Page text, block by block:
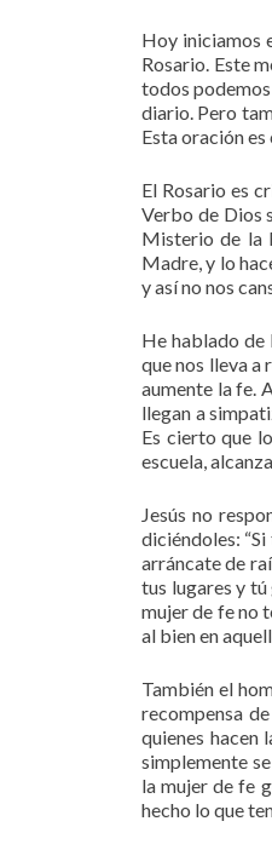
Hoy iniciamos
Rosario. Este
todos
diario. Pero
Esta oración
El Rosario es
Verbo de Dios
Misterio de la
Madre, y lo
y así no nos
He hablado de
que nos lleva a
aumente la fe.
llegan a
Es cierto que
escuela,
Jesús no
diciéndoles:
arráncate de
tus lugares y
mujer de fe no
al bien en
También el
recompensa
quienes hacen
simplemente
la mujer de fe
hecho lo que